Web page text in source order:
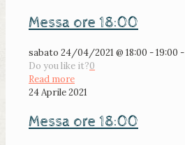
Messa ore 18:00
sabato 24/04/2021 @ 18:00 - 19:00 -
Do you like it?0
Read more
24 Aprile 2021
Messa ore 18:00